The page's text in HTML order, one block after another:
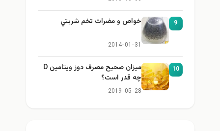
9 خواص و مضرات تخم شربتي
2014-01-31
10
میزان صحیح مصرف دوز ویتامین D
چه قدر است؟
2019-05-28